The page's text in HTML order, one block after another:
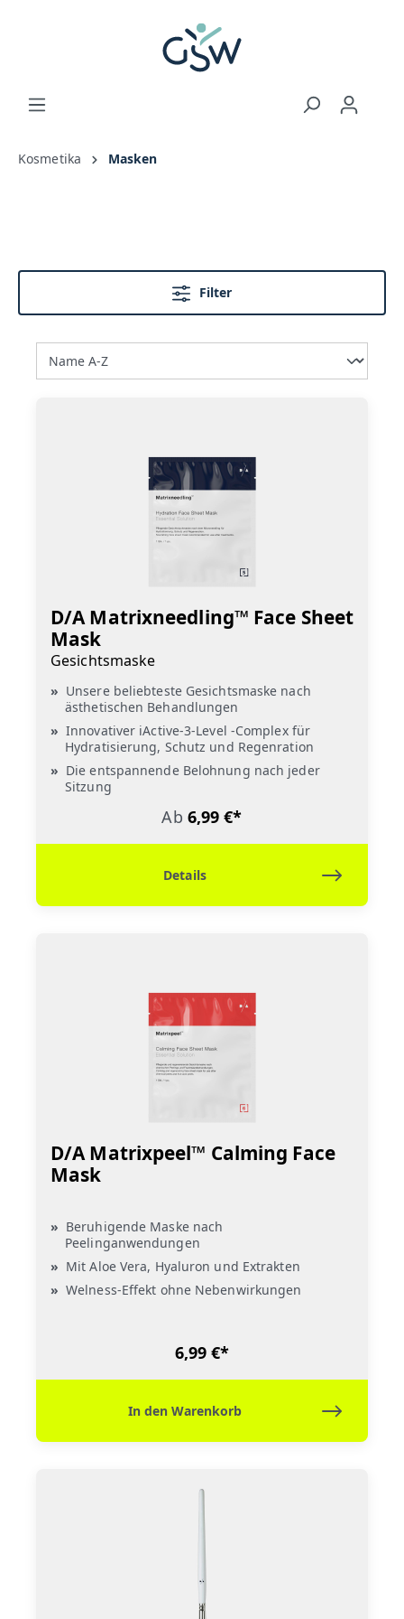
Kosmetika Masken
Filter
D/A Matrixneedling™ Face Sheet
Mask
Gesichtsmaske
Unsere beliebteste Gesichtsmaske nach
ästhetischen Behandlungen
Innovativer iActive-3-Level -Complex für
Hydratisierung, Schutz und Regenration
Die entspannende Belohnung nach jeder
Sitzung
Ab 6,99 €*
Details
D/A Matrixpeel™ Calming Face
Mask
Beruhigende Maske nach
Peelinganwendungen
Mit Aloe Vera, Hyaluron und Extrakten
Welness-Effekt ohne Nebenwirkungen
6,99 €*
In den Warenkorb